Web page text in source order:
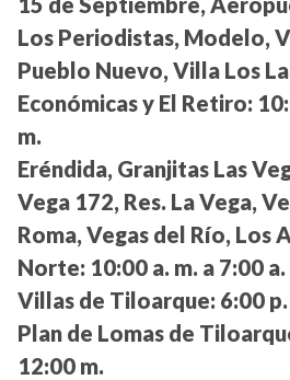
Los Periodistas, Modelo,
Pueblo Nuevo, Villa Los
Económicas y El Retiro:
m.
Eréndida, Granjitas Las
Vega 172, Res. La Vega,
Roma, Vegas del Río, Los
Norte: 10:00 a. m. a 7:00 a.
Villas de Tiloarque: 6:00
Plan de Lomas de
12:00 m.